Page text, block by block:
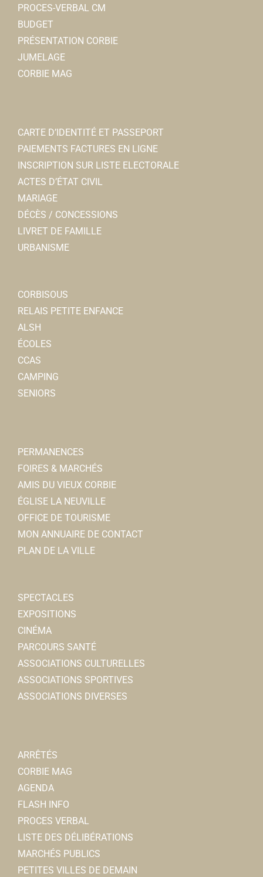
PROCES-VERBAL CM
BUDGET
PRÉSENTATION CORBIE
JUMELAGE
CORBIE MAG
CARTE D’IDENTITÉ ET PASSEPORT
PAIEMENTS FACTURES EN LIGNE
INSCRIPTION SUR LISTE ELECTORALE
ACTES D’ÉTAT CIVIL
MARIAGE
DÉCÈS / CONCESSIONS
LIVRET DE FAMILLE
URBANISME
CORBISOUS
RELAIS PETITE ENFANCE
ALSH
ÉCOLES
CCAS
CAMPING
SENIORS
PERMANENCES
FOIRES & MARCHÉS
AMIS DU VIEUX CORBIE
ÉGLISE LA NEUVILLE
OFFICE DE TOURISME
MON ANNUAIRE DE CONTACT
PLAN DE LA VILLE
SPECTACLES
EXPOSITIONS
CINÉMA
PARCOURS SANTÉ
ASSOCIATIONS CULTURELLES
ASSOCIATIONS SPORTIVES
ASSOCIATIONS DIVERSES
ARRÊTÉS
CORBIE MAG
AGENDA
FLASH INFO
PROCES VERBAL
LISTE DES DÉLIBÉRATIONS
MARCHÉS PUBLICS
PETITES VILLES DE DEMAIN